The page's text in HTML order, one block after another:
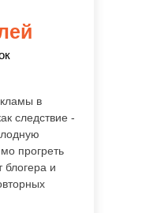
в
следствие -
прогреть
блогера и